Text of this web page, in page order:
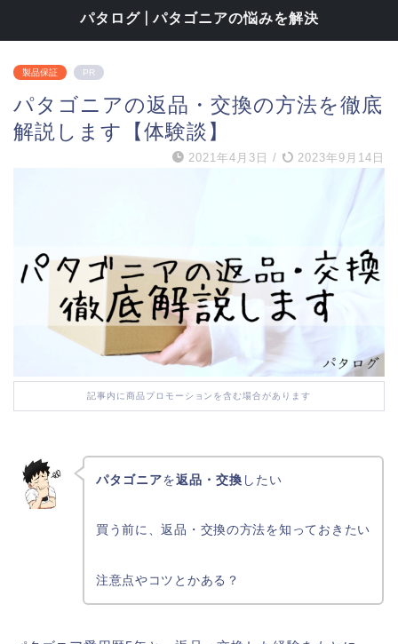
パタログ | パタゴニアの悩みを解決
製品保証 PR
パタゴニアの返品・交換の方法を徹底
解説します【体験談】
2021年4月3日 / 2023年9月14日
記事内に商品プロモーションを含む場合があります
パタゴニアを返品・交換 したい
買う前に、返品・交換の方法を知っておきたい
注意点やコツとかある？